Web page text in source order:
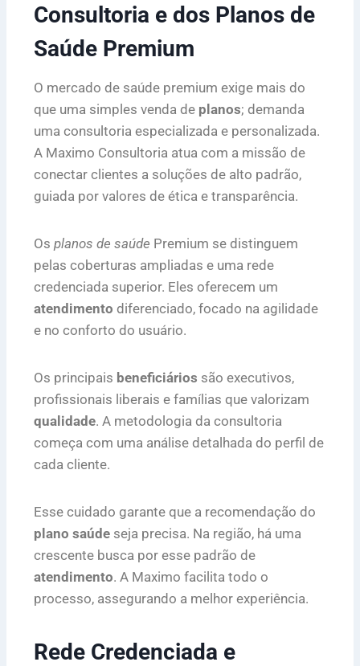
Consultoria e dos Planos de
Saúde Premium
O mercado de saúde premium exige mais do
que uma simples venda de planos; demanda
uma consultoria especializada e personalizada.
A Maximo Consultoria atua com a missão de
conectar clientes a soluções de alto padrão,
guiada por valores de ética e transparência.
Os planos de saúde Premium se distinguem
pelas coberturas ampliadas e uma rede
credenciada superior. Eles oferecem um
atendimento diferenciado, focado na agilidade
e no conforto do usuário.
Os principais beneficiários são executivos,
profissionais liberais e famílias que valorizam
qualidade. A metodologia da consultoria
começa com uma análise detalhada do perfil de
cada cliente.
Esse cuidado garante que a recomendação do
plano saúde seja precisa. Na região, há uma
crescente busca por esse padrão de
atendimento. A Maximo facilita todo o
processo, assegurando a melhor experiência.
Rede Credenciada e